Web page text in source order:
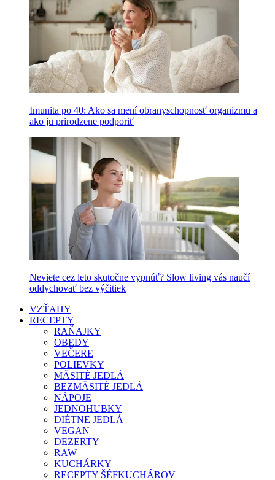
Imunita po 40: Ako sa mení obranyschopnosť organizmu a
ako ju prirodzene podporiť
Neviete cez leto skutočne vypnúť? Slow living vás naučí
oddychovať bez výčitiek
VZŤAHY
RECEPTY
RAŇAJKY
OBEDY
VEČERE
POLIEVKY
MÄSITÉ JEDLÁ
BEZMÄSITÉ JEDLÁ
NÁPOJE
JEDNOHUBKY
DIÉTNE JEDLÁ
VEGAN
DEZERTY
RAW
KUCHÁRKY
RECEPTY ŠÉFKUCHÁROV